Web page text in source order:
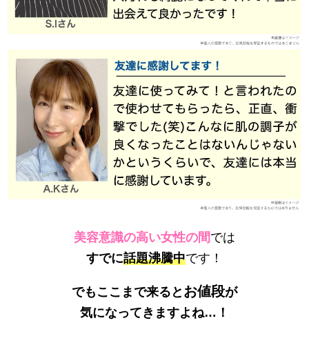
美容意識の高い女性の間では
すでに話題沸騰中です！
でもここまで来ると お値段が
気になってきますよね…！